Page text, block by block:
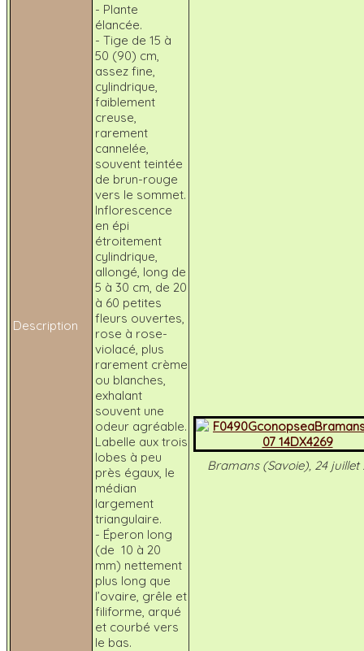
Bramans (Savoie), 24 juillet
Description
- Plante
élancée.
- Tige de 15 à
50 (90) cm,
assez fine,
cylindrique,
faiblement
creuse,
rarement
cannelée,
souvent teintée
de brun-rouge
vers le sommet.
Inflorescence
en épi
étroitement
cylindrique,
allongé, long de
5 à 30 cm, de 20
à 60 petites
fleurs ouvertes,
rose à rose-
violacé, plus
rarement crème
ou blanches,
exhalant
souvent une
odeur agréable.
Labelle aux trois
lobes à peu
près égaux, le
médian
largement
triangulaire.
- Éperon long
(de 10 à 20
mm) nettement
plus long que
l’ovaire, grêle et
filiforme, arqué
et courbé vers
le bas.